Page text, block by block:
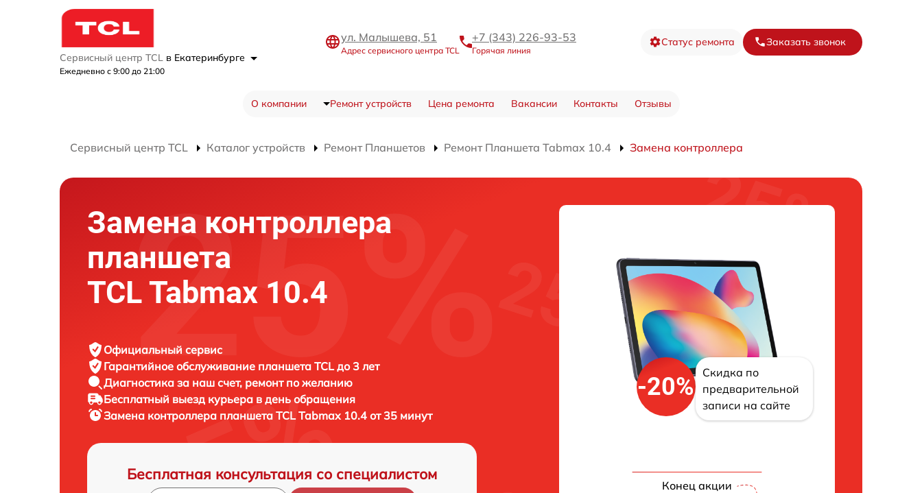
Сервисный центр TCL в Екатеринбурге
Ежедневно с 9:00 до 21:00
ул. Малышева, 51
Адрес сервисного центра TCL
+7 (343) 226-93-53
Горячая линия
Статус ремонта Заказать звонок
О компании Ремонт устройств Цена ремонта Вакансии Контакты Отзывы
Сервисный центр TCL Каталог устройств Ремонт Планшетов Ремонт Планшета Tabmax 10.4 Замена контроллера
Замена контроллера
планшета
TCL Tabmax 10.4
Официальный сервис
Гарантийное обслуживание планшета TCL до 3 лет
Диагностика за наш счет, ремонт по желанию
Бесплатный выезд курьера в день обращения
Замена контроллера планшета TCL Tabmax 10.4 от 35 минут
Бесплатная консультация со специалистом
-20%
Скидка по
предварительной
записи на сайте
Конец акции